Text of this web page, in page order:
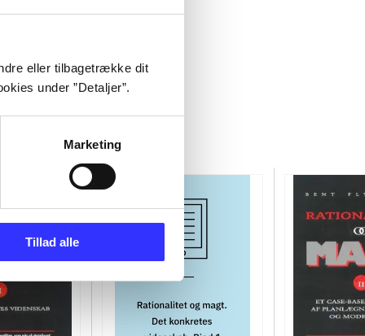
eller tilbagetrække dit
under ”Detaljer”.
Marketing
Tillad alle